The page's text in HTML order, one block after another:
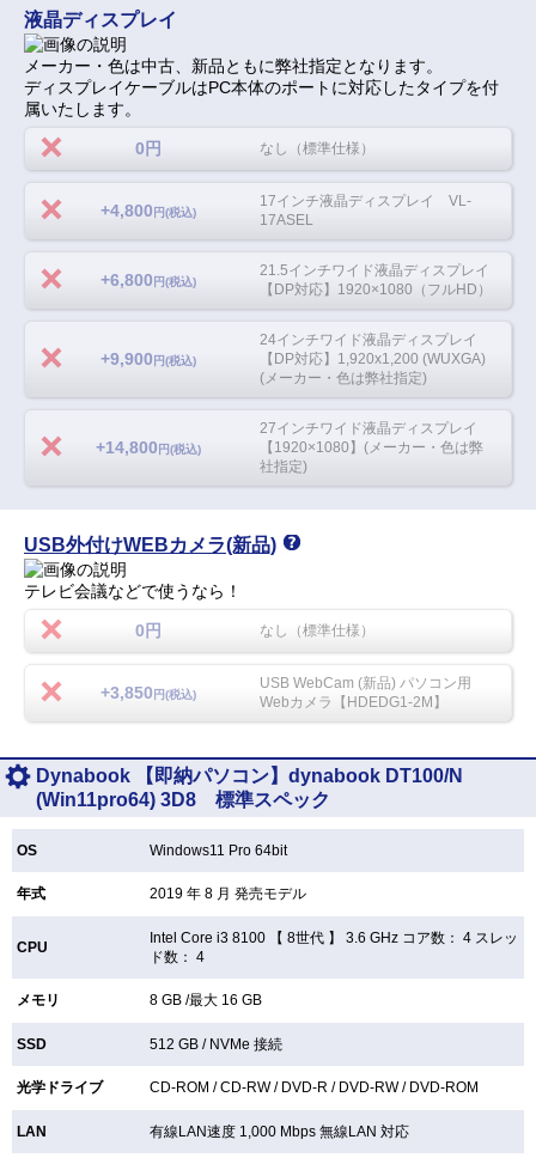
液晶ディスプレイ
メーカー・色は中古、新品ともに弊社指定となります。
ディスプレイケーブルはPC本体のポートに対応したタイプを付
属いたします。
0円 なし（標準仕様）
+4,800 円(税込)
17インチ液晶ディスプレイ VL-
17ASEL
+6,800 円(税込)
21.5インチワイド液晶ディスプレイ
【DP対応】1920×1080（フルHD）
+9,900 円(税込)
24インチワイド液晶ディスプレイ
【DP対応】1,920x1,200 (WUXGA)
(メーカー・色は弊社指定)
+14,800 円(税込)
27インチワイド液晶ディスプレイ
【1920×1080】(メーカー・色は弊
社指定)
USB外付けWEBカメラ(新品)
テレビ会議などで使うなら！
0円 なし（標準仕様）
+3,850 円(税込)
USB WebCam (新品) パソコン用
Webカメラ【HDEDG1-2M】
Dynabook 【即納パソコン】dynabook DT100/N
(Win11pro64) 3D8 標準スペック
OS Windows11 Pro 64bit
年式 2019 年 8 月 発売モデル
CPU
Intel Core i3 8100 【8世代 】 3.6 GHz コア数： 4 スレッ
ド数： 4
メモリ 8 GB /最大 16 GB
SSD 512 GB / NVMe 接続
光学ドライブ CD-ROM /CD-RW / DVD-R / DVD-RW / DVD-ROM
LAN 有線LAN速度 1,000 Mbps 無線LAN対応